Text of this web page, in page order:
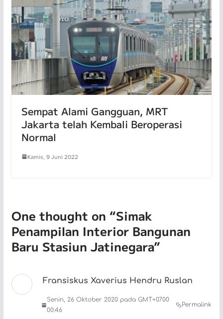
Sempat Alami Gangguan, MRT
Jakarta telah Kembali Beroperasi
Normal
Kamis, 9 Juni 2022
One thought on “Simak
Penampilan Interior Bangunan
Baru Stasiun Jatinegara”
Fransiskus Xaverius Hendru Ruslan
Senin, 26 Oktober 2020 pada GMT+0700
00:46
Permalink